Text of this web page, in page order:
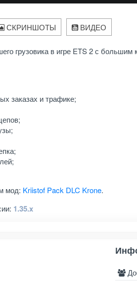
СКРИНШОТЫ ВИДЕО
грузовика в игре ETS 2 с большим
заказах и трафике;
мод: Kriistof Pack DLC Krone.
1.35.x